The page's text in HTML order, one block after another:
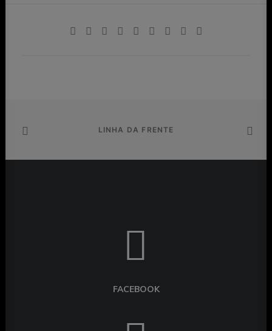
LINHA DA FRENTE
FACEBOOK